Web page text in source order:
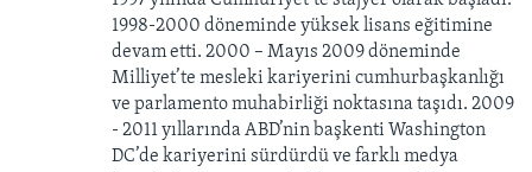
1998-2000 döneminde yüksek lisans eğitimine
devam etti. 2000 – Mayıs 2009 döneminde
Milliyet’te mesleki kariyerini cumhurbaşkanlığı
ve parlamento muhabirliği noktasına taşıdı. 2009
- 2011 yıllarında ABD’nin başkenti Washington
DC’de kariyerini sürdürdü ve farklı medya